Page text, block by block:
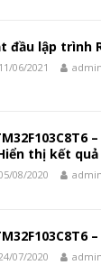
đầu lập trình
11/06/2021 admin
thị kết quả
08/2020 admin
07/2020 admin